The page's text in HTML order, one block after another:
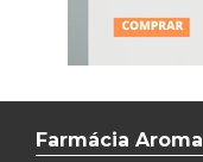
Farmácia Aroma